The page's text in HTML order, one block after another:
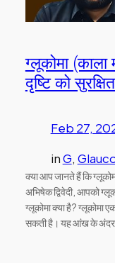
ग्लूकोमा
दृष्टि को
Feb 27,
inG,
क्या आप जानते हैं कि
अभिषेक द्विवेदी, आपको
ग्लूकोमा क्या है? ग्लूकोमा
सकती है। यह आंख के अंदर